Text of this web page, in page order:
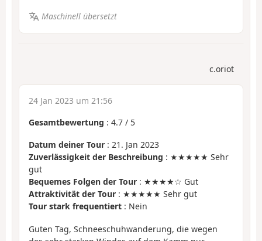
Maschinell übersetzt
c.oriot
24 Jan 2023 um 21:56
Gesamtbewertung : 4.7 / 5
Datum deiner Tour : 21. Jan 2023
Zuverlässigkeit der Beschreibung : ★★★★★ Sehr
gut
Bequemes Folgen der Tour : ★★★★☆ Gut
Attraktivität der Tour : ★★★★★ Sehr gut
Tour stark frequentiert : Nein
Guten Tag, Schneeschuhwanderung, die wegen